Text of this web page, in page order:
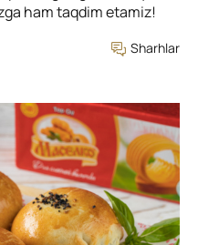
ham taqdim etamiz!
Sharhlar